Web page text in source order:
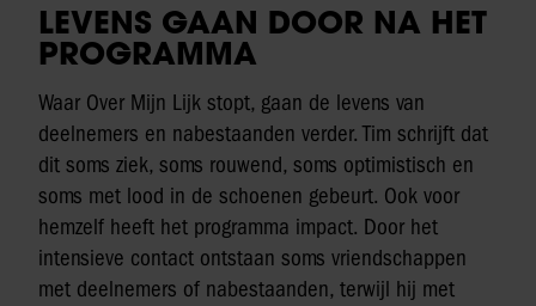
LEVENS GAAN DOOR NA HET
PROGRAMMA
Waar Over Mijn Lijk stopt, gaan de levens van
deelnemers en nabestaanden verder. Tim schrijft dat
dit soms ziek, soms rouwend, soms optimistisch en
soms met lood in de schoenen gebeurt. Ook voor
hemzelf heeft het programma impact. Door het
intensieve contact ontstaan soms vriendschappen
met deelnemers of nabestaanden, terwijl hij met